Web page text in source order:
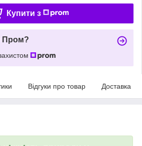
Купити з
Пром?
Відгуки про товар Доставка